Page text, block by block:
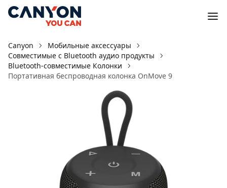
Canyon
Мобильные аксессуары
Совместимые с Bluetooth аудио продукты
Bluetooth-совместимые Колонки
Портативная беспроводная колонка OnMove 9